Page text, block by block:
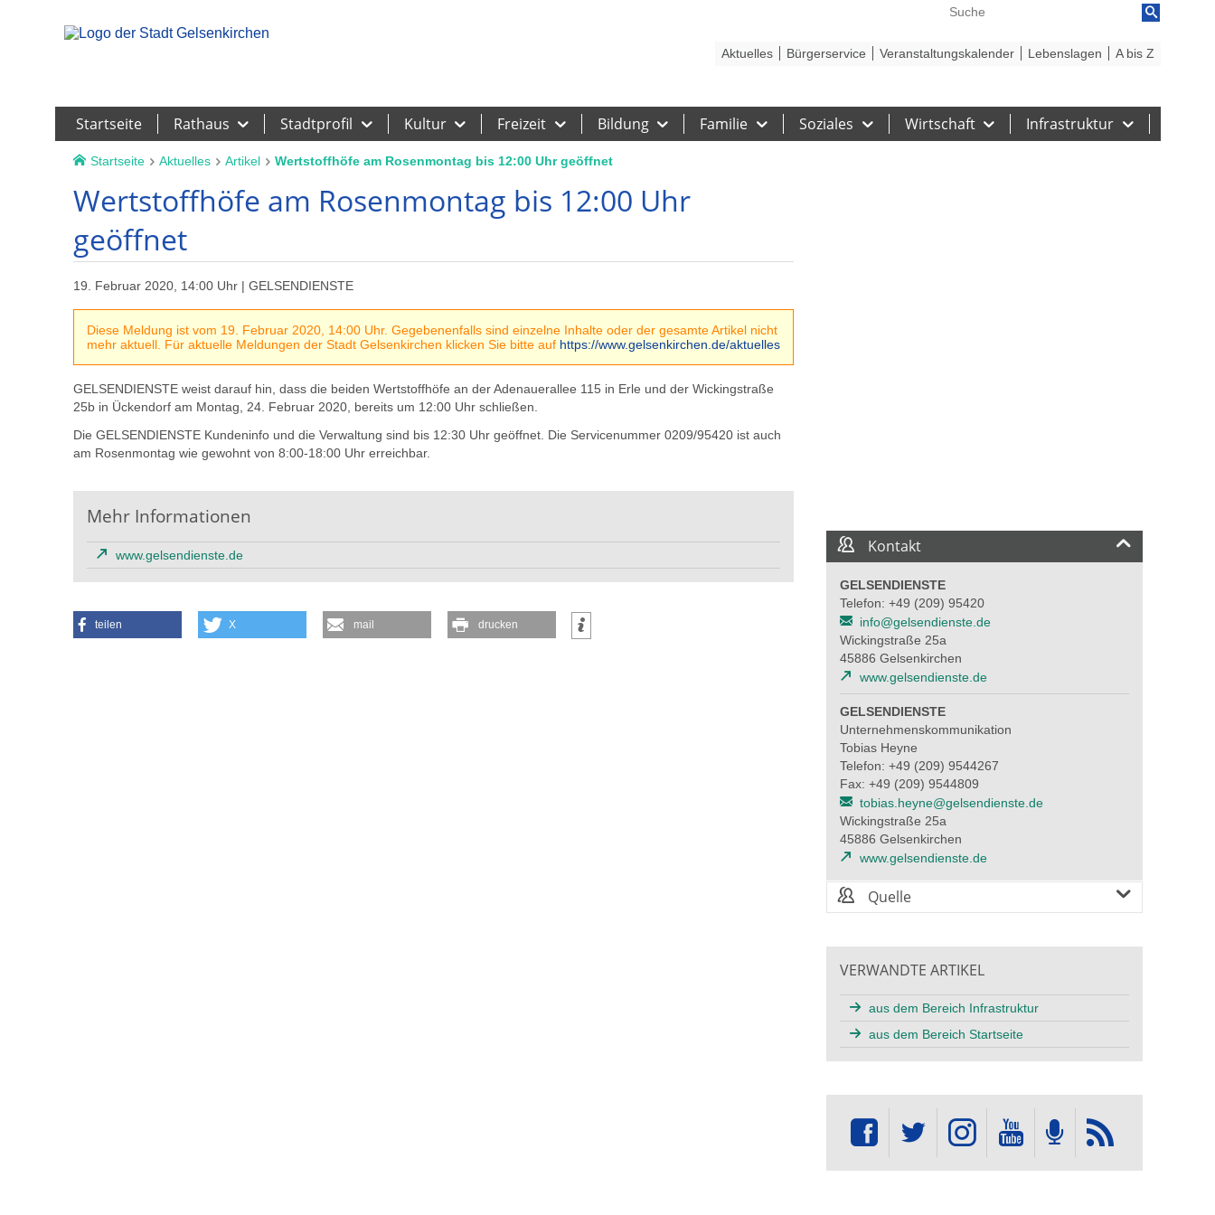
Startseite Rathaus Stadtprofil Kultur Freizeit Bildung Familie Soziales Wirtschaft Infrastruktur
Aktuelles Bürgerservice Veranstaltungskalender Lebenslagen A bis Z
Startseite Aktuelles Artikel Wertstoffhöfe am Rosenmontag bis 12:00 Uhr geöffnet
Wertstoffhöfe am Rosenmontag bis 12:00 Uhr
geöffnet
19. Februar 2020, 14:00 Uhr | GELSENDIENSTE
Diese Meldung ist vom 19. Februar 2020, 14:00 Uhr. Gegebenenfalls sind einzelne Inhalte oder der gesamte Artikel nicht
mehr aktuell. Für aktuelle Meldungen der Stadt Gelsenkirchen klicken Sie bitte auf https://www.gelsenkirchen.de/aktuelles
GELSENDIENSTE weist darauf hin, dass die beiden Wertstoffhöfe an der Adenauerallee 115 in Erle und der Wickingstraße
25b in Ückendorf am Montag, 24. Februar 2020, bereits um 12:00 Uhr schließen.
Die GELSENDIENSTE Kundeninfo und die Verwaltung sind bis 12:30 Uhr geöffnet. Die Servicenummer 0209/95420 ist auch
am Rosenmontag wie gewohnt von 8:00-18:00 Uhr erreichbar.
Mehr Informationen
www.gelsendienste.de
teilen X mail drucken
Kontakt
GELSENDIENSTE
Telefon: +49 (209) 95420
info@gelsendienste.de
Wickingstraße 25a
45886 Gelsenkirchen
www.gelsendienste.de
GELSENDIENSTE
Unternehmenskommunikation
Tobias Heyne
Telefon: +49 (209) 9544267
Fax: +49 (209) 9544809
tobias.heyne@gelsendienste.de
Wickingstraße 25a
45886 Gelsenkirchen
www.gelsendienste.de
Quelle
VERWANDTE ARTIKEL
aus dem Bereich Infrastruktur
aus dem Bereich Startseite